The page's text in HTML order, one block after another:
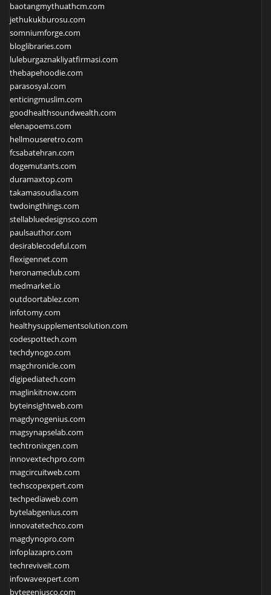
baotangmythuathcm.com
jethukukburosu.com
somniumforge.com
bloglibraries.com
luleburgaznakliyatfirmasi.com
thebapehoodie.com
parasosyal.com
enticingmuslim.com
goodhealthsoundwealth.com
elenapoems.com
hellmouseretro.com
fcsabatehran.com
dogemutants.com
duramaxtop.com
takamasoudia.com
twdoingthings.com
stellabluedesignsco.com
paulsauthor.com
desirablecodeful.com
flexigennet.com
heronameclub.com
medmarket.io
outdoortablez.com
infotomy.com
healthysupplementsolution.com
codespottech.com
techdynogo.com
magchronicle.com
digipediatech.com
maglinkitnow.com
byteinsightweb.com
magdynogenius.com
magsynapselab.com
techtronixgen.com
innovextechpro.com
magcircuitweb.com
techscopexpert.com
techpediaweb.com
bytelabgenius.com
innovatetechco.com
magdynopro.com
infoplazapro.com
techreviveit.com
infowavexpert.com
bytegeniusco.com